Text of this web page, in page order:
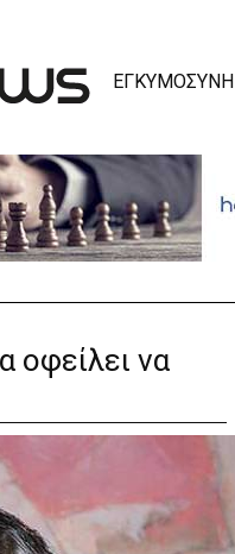
ΕΓΚΥΜΟΣΥΝΗ
οφείλει να